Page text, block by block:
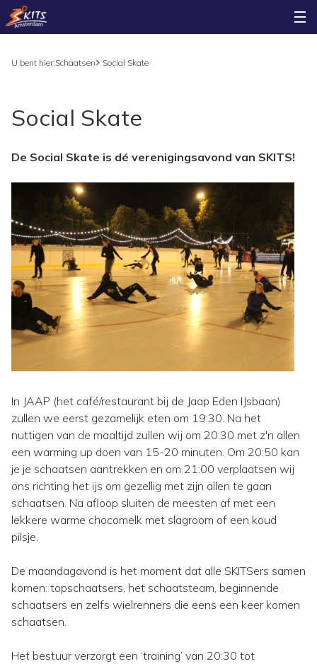
U bent hier:Schaatsen Social Skate
Social Skate
De Social Skate is dé verenigingsavond van SKITS!
In JAAP (het café/restaurant bij de Jaap Eden IJsbaan)
zullen we eerst gezamelijk eten om 19:30. Na het
nuttigen van de maaltijd zullen wij om 20:30 met z'n allen
een warming up doen van 15-20 minuten. Om 20:50 kan
je je schaatsen aantrekken en om 21:00 verplaatsen wij
ons richting het ijs om gezellig met zijn allen te gaan
schaatsen. Na afloop sluiten de meesten af met een
lekkere warme chocomelk met slagroom of een koud
pilsje.
De maandagavond is het moment dat alle SKITSers samen
komen: topschaatsers, het schaatsteam, beginnende
schaatsers en zelfs wielrenners die eens een keer komen
schaatsen.
Het bestuur verzorgt een ‘training’ van 20:30 tot